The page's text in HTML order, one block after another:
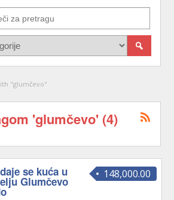
"glumčevo"
'glumčevo' (4)
148,000.00
se kuća u
Glumčevo